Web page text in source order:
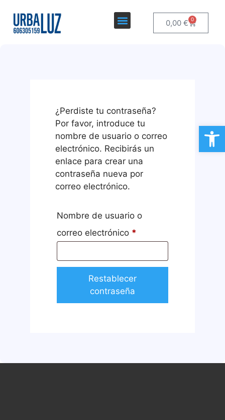
0,00 € 0
¿Perdiste tu contraseña?
Por favor, introduce tu
nombre de usuario o correo
electrónico. Recibirás un
enlace para crear una
contraseña nueva por
correo electrónico.
Nombre de usuario o
correo electrónico *
Restablecer
contraseña